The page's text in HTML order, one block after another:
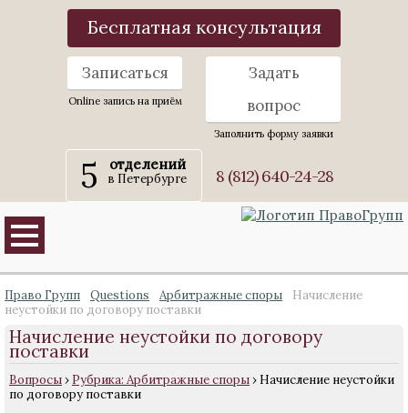
Бесплатная консультация
Записаться
Online запись на приём
Задать
вопрос
Заполнить форму заявки
5 отделений
в Петербурге 8 (812) 640-24-28
Право Групп Questions Арбитражные споры
Начисление
неустойки по договору поставки
Начисление неустойки по договору
поставки
Вопросы› Рубрика: Арбитражные споры› Начисление неустойки
по договору поставки